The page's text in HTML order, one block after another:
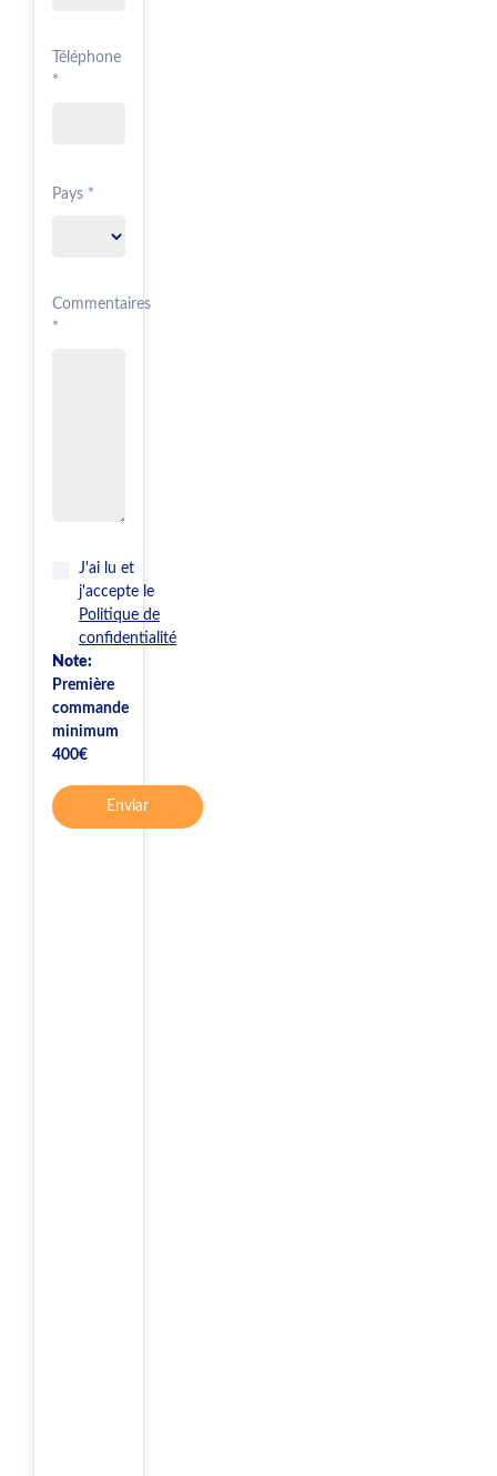
Téléphone
*
Pays *
Commentaires
*
J'ai lu et
j'accepte le
Politique de
confidentialité
Note:
Première
commande
minimum
400€
Enviar